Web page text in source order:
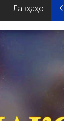
Лавҳаҳо